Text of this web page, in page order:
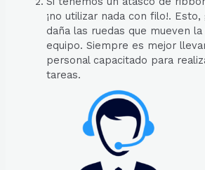
¡no utilizar nada con filo!.
daña las ruedas que mueven
equipo. Siempre es mejor
personal capacitado para
tareas.